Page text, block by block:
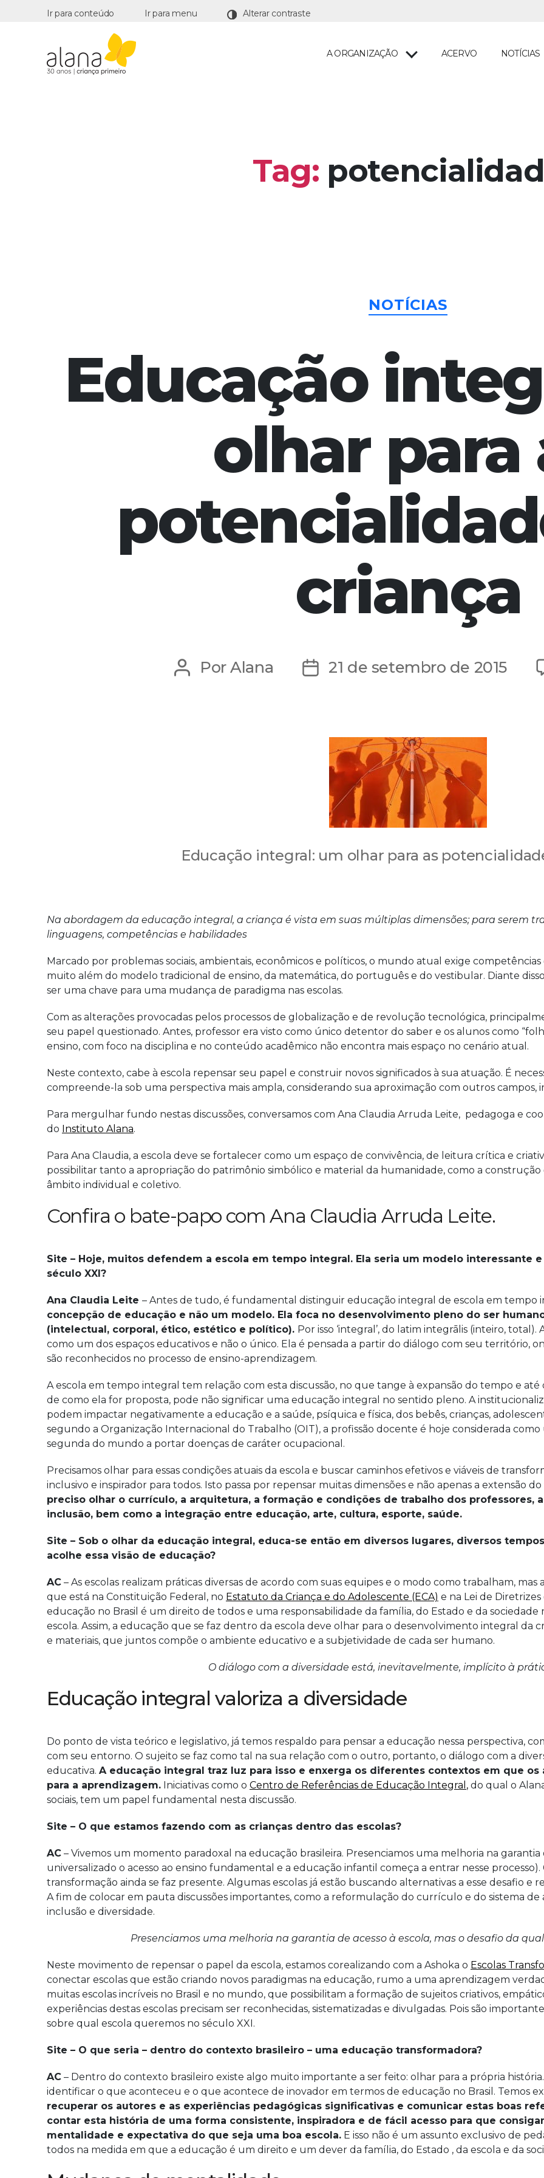
Ir para conteúdo Ir para menu
A ORGANIZAÇÃO ACERVO NOTÍCIAS
Tag:
NOTÍCIAS
Educação
olhar para
criança
Autor
PorAlana
Data21 de setembro de 2015
Educação integral: um olhar para as
Na abordagem da educação integral, a criança é vista em suas múltiplas dimensões; para serem
linguagens, competências e habilidades
Marcado por problemas sociais, ambientais, econômicos e políticos, o mundo atual exige competências
muito além do modelo tradicional de ensino, da matemática, do português e do vestibular. Diante
ser uma chave para uma mudança de paradigma nas escolas.
Com as alterações provocadas pelos processos de globalização e de revolução tecnológica,
seu papel questionado. Antes, professor era visto como único detentor do saber e os alunos como
ensino, com foco na disciplina e no conteúdo acadêmico não encontra mais espaço no cenário atual.
Neste contexto, cabe à escola repensar seu papel e construir novos significados à sua atuação. É
compreende-la sob uma perspectiva mais ampla, considerando sua aproximação com outros campos,
Para mergulhar fundo nestas discussões, conversamos com Ana Claudia Arruda Leite, pedagoga e
do Instituto Alana.
Para Ana Claudia, a escola deve se fortalecer como um espaço de convivência, de leitura crítica e
possibilitar tanto a apropriação do patrimônio simbólico e material da humanidade, como a construção
âmbito individual e coletivo.
Confira o bate-papo com Ana Claudia Arruda Leite.
Site – Hoje, muitos defendem a escola em tempo integral. Ela seria um modelo interessante
século XXI?
Ana Claudia Leite – Antes de tudo, é fundamental distinguir educação integral de escola em tempo
concepção de educação e não um modelo. Ela foca no desenvolvimento pleno do ser
(intelectual, corporal, ético, estético e político). Por isso ‘integral’, do latim integrālis (inteiro, total).
como um dos espaços educativos e não o único. Ela é pensada a partir do diálogo com seu território,
são reconhecidos no processo de ensino-aprendizagem.
A escola em tempo integral tem relação com esta discussão, no que tange à expansão do tempo e até
de como ela for proposta, pode não significar uma educação integral no sentido pleno. A
podem impactar negativamente a educação e a saúde, psíquica e física, dos bebês, crianças,
segundo a Organização Internacional do Trabalho (OIT), a profissão docente é hoje considerada como
segunda do mundo a portar doenças de caráter ocupacional.
Precisamos olhar para essas condições atuais da escola e buscar caminhos efetivos e viáveis de
inclusivo e inspirador para todos. Isto passa por repensar muitas dimensões e não apenas a extensão
preciso olhar o currículo, a arquitetura, a formação e condições de trabalho dos professores,
inclusão, bem como a integração entre educação, arte, cultura, esporte, saúde.
Site – Sob o olhar da educação integral, educa-se então em diversos lugares, diversos
acolhe essa visão de educação?
AC – As escolas realizam práticas diversas de acordo com suas equipes e o modo como trabalham,
que está na Constituição Federal, no Estatuto da Criança e do Adolescente (ECA) e na Lei de
educação no Brasil é um direito de todos e uma responsabilidade da família, do Estado e da
escola. Assim, a educação que se faz dentro da escola deve olhar para o desenvolvimento integral da
e materiais, que juntos compõe o ambiente educativo e a subjetividade de cada ser humano.
O diálogo com a diversidade está, inevitavelmente, implícito à
Educação integral valoriza a diversidade
Do ponto de vista teórico e legislativo, já temos respaldo para pensar a educação nessa perspectiva,
com seu entorno. O sujeito se faz como tal na sua relação com o outro, portanto, o diálogo com a
educativa. A educação integral traz luz para isso e enxerga os diferentes contextos em que
para a aprendizagem. Iniciativas como o Centro de Referências de Educação Integral , do qual o
sociais, tem um papel fundamental nesta discussão.
Site – O que estamos fazendo com as crianças dentro das escolas?
AC – Vivemos um momento paradoxal na educação brasileira. Presenciamos uma melhoria na
universalizado o acesso ao ensino fundamental e a educação infantil começa a entrar nesse
transformação ainda se faz presente. Algumas escolas já estão buscando alternativas a esse desafio e
A fim de colocar em pauta discussões importantes, como a reformulação do currículo e do sistema de
inclusão e diversidade.
Presenciamos uma melhoria na garantia de acesso à escola, mas o desafio da
Neste movimento de repensar o papel da escola, estamos corealizando com a Ashoka o Escolas
conectar escolas que estão criando novos paradigmas na educação, rumo a uma aprendizagem
muitas escolas incríveis no Brasil e no mundo, que possibilitam a formação de sujeitos criativos,
experiências destas escolas precisam ser reconhecidas, sistematizadas e divulgadas. Pois são
sobre qual escola queremos no século XXI.
Site – O que seria – dentro do contexto brasileiro – uma educação transformadora?
AC – Dentro do contexto brasileiro existe algo muito importante a ser feito: olhar para a própria
identificar o que aconteceu e o que acontece de inovador em termos de educação no Brasil. Temos
recuperar os autores e as experiências pedagógicas significativas e comunicar estas boas
contar esta história de uma forma consistente, inspiradora e de fácil acesso para que
mentalidade e expectativa do que seja uma boa escola. E isso não é um assunto exclusivo de
todos na medida em que a educação é um direito e um dever da família, do Estado , da escola e da